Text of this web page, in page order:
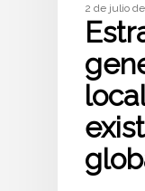
2 de julio